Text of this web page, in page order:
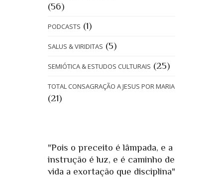
(56)
PODCASTS (1)
SALUS & VIRIDITAS (5)
SEMIÓTICA & ESTUDOS CULTURAIS (25)
TOTAL CONSAGRAÇÃO A JESUS POR MARIA
(21)
"Pois o preceito é lâmpada, e a
instrução é luz, e é caminho de
vida a exortação que disciplina"